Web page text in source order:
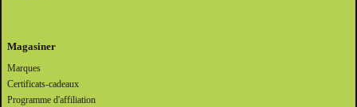
Magasiner
Marques
Certificats-cadeaux
Programme d'affiliation